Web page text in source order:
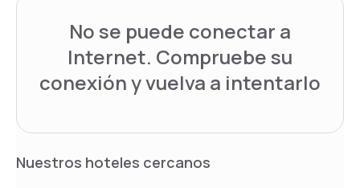
No se puede conectar a
Internet. Compruebe su
conexión y vuelva a intentarlo
Nuestros hoteles cercanos